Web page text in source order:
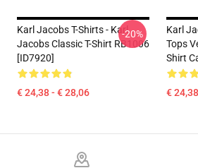
Karl Jacobs T-Shirts - Karl
Jacobs Classic T-Shirt RB1006
[ID7920]
€ 24,38 - € 28,06
-20%
Karl
Tops
Shirt
€